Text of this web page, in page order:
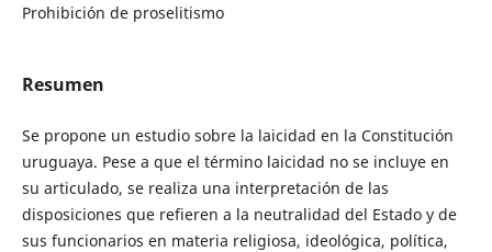
Prohibición de proselitismo
Resumen
Se propone un estudio sobre la laicidad en la Constitución
uruguaya. Pese a que el término laicidad no se incluye en
su articulado, se realiza una interpretación de las
disposiciones que refieren a la neutralidad del Estado y de
sus funcionarios en materia religiosa, ideológica, política,